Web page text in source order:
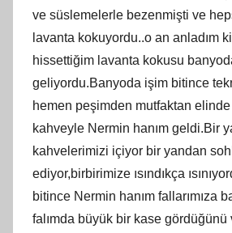
ve süslemelerle bezenmişti ve
lavanta kokuyordu..o an anladım
hissettiğim lavanta kokusu
geliyordu.Banyoda işim bitince
hemen peşimden mutfaktan
kahveyle Nermin hanım geldi.Bir
kahvelerimizi içiyor bir yandan
ediyor,birbirimize ısındıkça
bitince Nermin hanım fallarımıza
falımda büyük bir kase gördüğünü